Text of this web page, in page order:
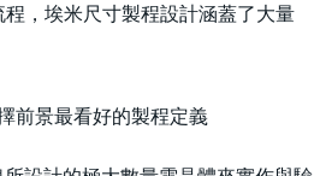
，埃米尺寸製程設計涵蓋了大量
前景最看好的製程定義